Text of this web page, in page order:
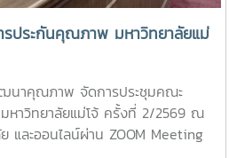
รประกันคุณภาพ มหาวิทยาลัยแม่
นาคุณภาพ จัดการประชุมคณะ
าวิทยาลัยแม่โจ้ ครั้งที่ 2/2569 ณ
และออนไลน์ผ่าน ZOOM Meeting